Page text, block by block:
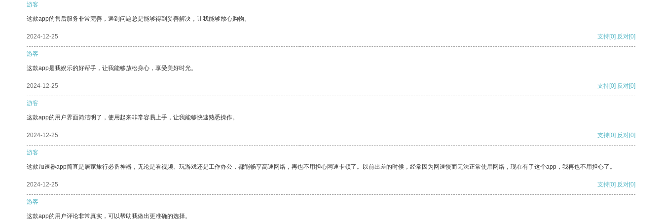
游客
这款app的售后服务非常完善，遇到问题总是能够得到妥善解决，让我能够放心购物。
2024-12-25 支持[0] 反对[0]
游客
这款app是我娱乐的好帮手，让我能够放松身心，享受美好时光。
2024-12-25 支持[0] 反对[0]
游客
这款app的用户界面简洁明了，使用起来非常容易上手，让我能够快速熟悉操作。
2024-12-25 支持[0] 反对[0]
游客
这款加速器app简直是居家旅行必备神器，无论是看视频、玩游戏还是工作办公，都能畅享高速网络，再也不用担心网速卡顿了。以前出差的时候，经常因为网速慢而无法正常使用网络，现在有了这个app，我再也不用担心了。
2024-12-25 支持[0] 反对[0]
游客
这款app的用户评论非常真实，可以帮助我做出更准确的选择。